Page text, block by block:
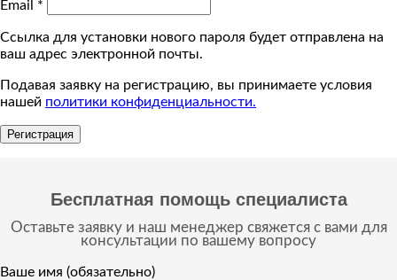
Email *
Ссылка для установки нового пароля будет отправлена ​​на
ваш адрес электронной почты.
Подавая заявку на регистрацию, вы принимаете условия
нашей политики конфиденциальности.
Регистрация
Бесплатная помощь специалиста
Оставьте заявку и наш менеджер свяжется с вами для
консультации по вашему вопросу
Ваше имя (обязательно)